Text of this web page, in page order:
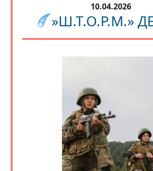
10.04.2026
»Ш.Т.О.Р.М.»